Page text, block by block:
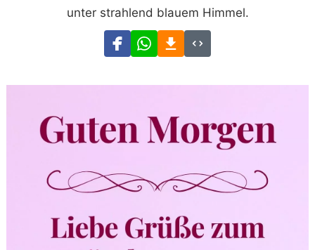
unter strahlend blauem Himmel.